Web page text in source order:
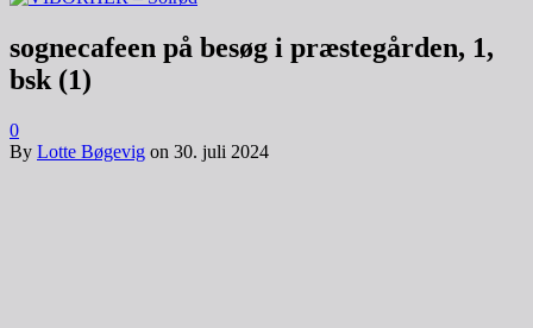
sognecafeen på besøg i præstegården, 1,
bsk (1)
0
By Lotte Bøgevig on 30. juli 2024